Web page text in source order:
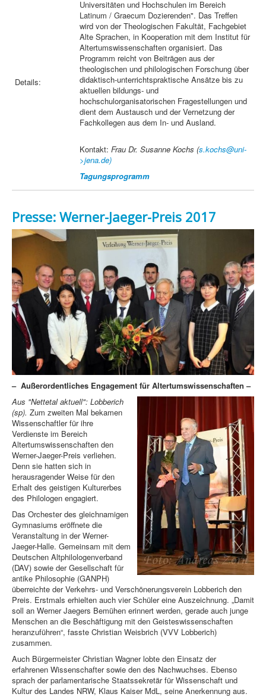
Details:
Universitäten und Hochschulen im Bereich
Latinum / Graecum Dozierenden". Das Treffen
wird von der Theologischen Fakultät, Fachgebiet
Alte Sprachen, in Kooperation mit dem Institut für
Altertumswissenschaften organisiert. Das
Programm reicht von Beiträgen aus der
theologischen und philologischen Forschung über
didaktisch-unterrichtspraktische Ansätze bis zu
aktuellen bildungs- und
hochschulorganisatorischen Fragestellungen und
dient dem Austausch und der Vernetzung der
Fachkollegen aus dem In- und Ausland.
Kontakt: Frau Dr. Susanne Kochs (s.kochs@uni-
>jena.de)
Tagungsprogramm
Presse: Werner-Jaeger-Preis 2017
– Außerordentliches Engagement für Altertumswissenschaften –
Aus "Nettetal aktuell": Lobberich
(sp). Zum zweiten Mal bekamen
Wissenschaftler für ihre
Verdienste im Bereich
Altertumswissenschaften den
Werner-Jaeger-Preis verliehen.
Denn sie hatten sich in
herausragender Weise für den
Erhalt des geistigen Kulturerbes
des Philologen engagiert.
Das Orchester des gleichnamigen
Gymnasiums eröffnete die
Veranstaltung in der Werner-
Jaeger-Halle. Gemeinsam mit dem
Deutschen Altphilologenverband
(DAV) sowie der Gesellschaft für
antike Philosophie (GANPH)
überreichte der Verkehrs- und Verschönerungsverein Lobberich den
Preis. Erstmals erhielten auch vier Schüler eine Auszeichnung. „Damit
soll an Werner Jaegers Bemühen erinnert werden, gerade auch junge
Menschen an die Beschäftigung mit den Geisteswissenschaften
heranzuführen“, fasste Christian Weisbrich (VVV Lobberich)
zusammen.
Auch Bürgermeister Christian Wagner lobte den Einsatz der
erfahrenen Wissenschafter sowie den des Nachwuchses. Ebenso
sprach der parlamentarische Staatssekretär für Wissenschaft und
Kultur des Landes NRW, Klaus Kaiser MdL, seine Anerkennung aus.